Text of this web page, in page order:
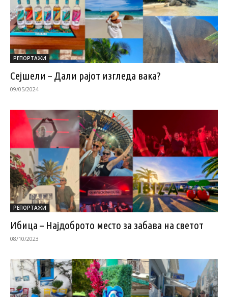
РЕПОРТАЖИ
Сејшели – Дали рајот изгледа вака?
09/05/2024
РЕПОРТАЖИ
Ибица – Најдоброто место за забава на светот
08/10/2023